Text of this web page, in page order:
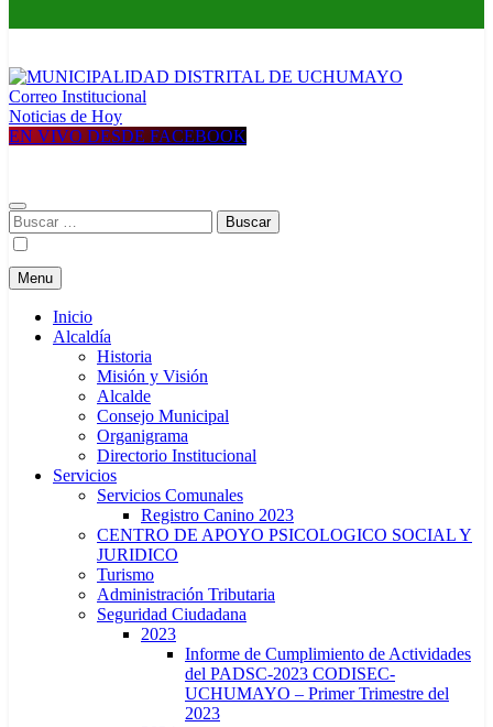
MUNICIPALIDAD DISTRITAL DE UCHUMAYO
Construyendo una nueva Historia
Correo Institucional
Noticias de Hoy
EN VIVO DESDE FACEBOOK
Buscar:
Menu
Inicio
Alcaldía
Historia
Misión y Visión
Alcalde
Consejo Municipal
Organigrama
Directorio Institucional
Servicios
Servicios Comunales
Registro Canino 2023
CENTRO DE APOYO PSICOLOGICO SOCIAL Y
JURIDICO
Turismo
Administración Tributaria
Seguridad Ciudadana
2023
Informe de Cumplimiento de Actividades
del PADSC-2023 CODISEC-
UCHUMAYO – Primer Trimestre del
2023